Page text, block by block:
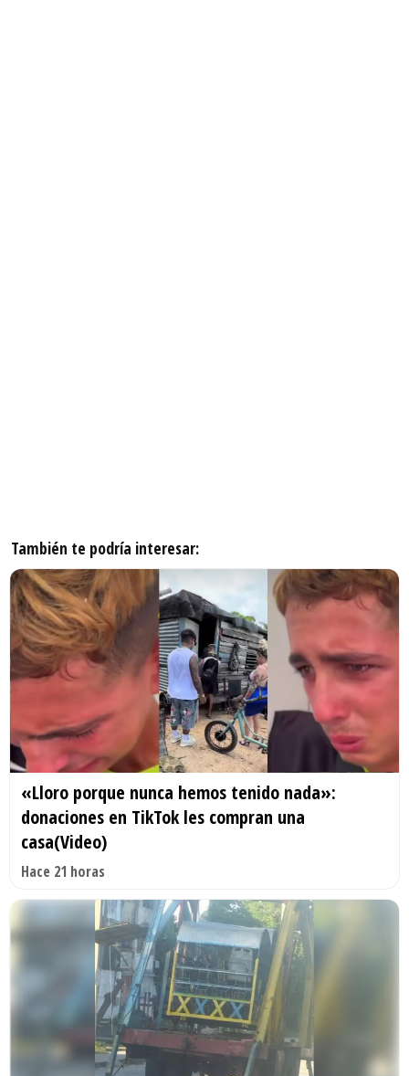
También te podría interesar:
«Lloro porque nunca hemos tenido nada»:
donaciones en TikTok les compran una
casa(Video)
Hace 21 horas